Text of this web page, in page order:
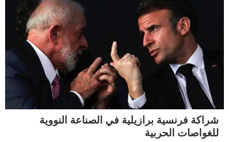
شراكة فرنسية برازيلية في الصناعة النووية
للغواصات الحربية